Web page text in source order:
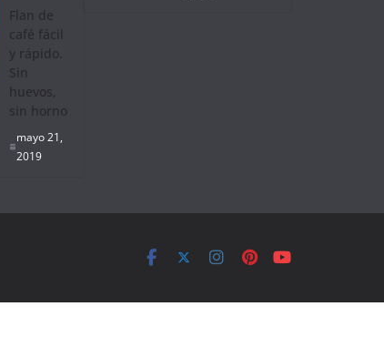
Flan de
café fácil
y rápido.
Sin
huevos,
sin horno
mayo 21,
2019